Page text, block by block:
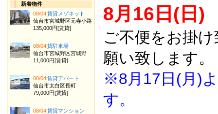
8月16日(日)
ご不便をお掛
願い致します。
※8月17日(月)
す。
新着物件
08/04賃貸メゾネット
仙台市宮城野区元寺小路
135,000円[賃貸]
08/04貸駐車場
仙台市宮城野区宮城野
11,000円[賃貸]
08/04賃貸アパート
仙台市太白区長町
79,000円[賃貸]
08/04賃貸マンション